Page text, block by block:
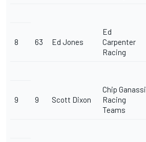
8 63 Ed Jones
Ed
Carpenter
Racing
9 9 Scott Dixon
Chip Ganassi
Racing
Teams